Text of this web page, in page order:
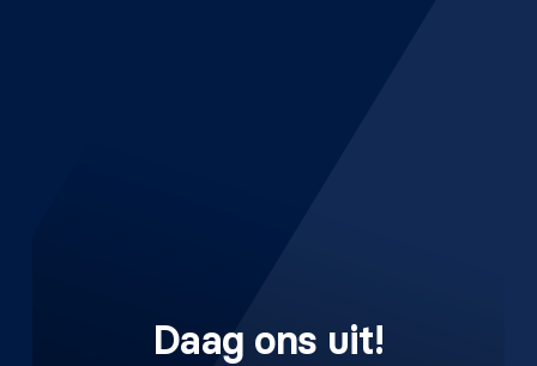
Daag ons uit!